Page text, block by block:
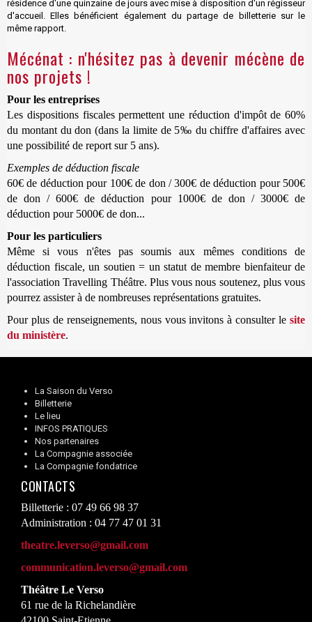
résidence d'une quinzaine de jours avec mise à disposition d'un régisseur
d'accueil. Elles bénéficient également du partage de billetterie sur le
même rapport.
Mécénat : n'hésitez pas à devenir mécène de
nos projets !
Pour les entreprises
Les dispositions fiscales permettent une réduction d'impôt de 60%
du montant du don (dans la limite de 5‰ du chiffre d'affaires avec
une possibilité de report sur 5 ans).
Exemples de déduction fiscale
60€ de déduction pour 100€ de don / 300€ de déduction pour 500€
de don / 600€ de déduction pour 1000€ de don / 3000€ de
déduction pour 5000€ de don...
Pour les particuliers
Même si vous n'êtes pas soumis aux mêmes conditions de
déduction fiscale, un soutien = un statut de membre bienfaiteur de
l'association Travelling Théâtre. Plus vous nous soutenez, plus vous
pourrez assister à de nombreuses représentations gratuites.
Pour plus de renseignements, nous vous invitons à consulter le site
du ministère.
La Saison du Verso
Billetterie
Le lieu
INFOS PRATIQUES
Nos partenaires
La Compagnie associée
La Compagnie fondatrice
CONTACTS
Billetterie : 07 49 66 98 37
Administration : 04 77 47 01 31
theatre.leverso@gmail.com
communication.leverso@gmail.com
Théâtre Le Verso
61 rue de la Richelandière